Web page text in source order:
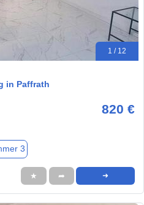
1 / 12
in Paffrath
820 €
3
★ ➦ ➜